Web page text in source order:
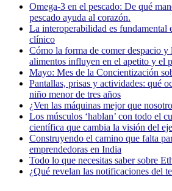
Omega-3 en el pescado: De qué
pescado ayuda al corazón.
La interoperabilidad es fundamental
clínico
Cómo la forma de comer despacio y
alimentos influyen en el apetito y el
Mayo: Mes de la Concientización
Pantallas, prisas y actividades: qué
niño menor de tres años
¿Ven las máquinas mejor que
Los músculos ‘hablan’ con todo el
científica que cambia la visión del
Construyendo el camino que falta
emprendedoras en India
Todo lo que necesitas saber sobre
¿Qué revelan las notificaciones del